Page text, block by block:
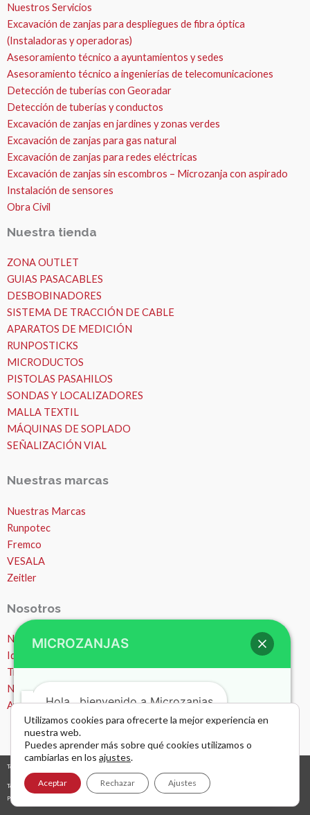
Nuestros Servicios
Excavación de zanjas para despliegues de fibra óptica
(Instaladoras y operadoras)
Asesoramiento técnico a ayuntamientos y sedes
Asesoramiento técnico a ingenierías de telecomunicaciones
Detección de tuberías con Georadar
Detección de tuberías y conductos
Excavación de zanjas en jardines y zonas verdes
Excavación de zanjas para gas natural
Excavación de zanjas para redes eléctricas
Excavación de zanjas sin escombros – Microzanja con aspirado
Instalación de sensores
Obra Civil
Nuestra tienda
ZONA OUTLET
GUIAS PASACABLES
DESBOBINADORES
SISTEMA DE TRACCIÓN DE CABLE
APARATOS DE MEDICIÓN
RUNPOSTICKS
MICRODUCTOS
PISTOLAS PASAHILOS
SONDAS Y LOCALIZADORES
MALLA TEXTIL
MÁQUINAS DE SOPLADO
SEÑALIZACIÓN VIAL
Nuestras marcas
Nuestras Marcas
Runpotec
Fremco
VESALA
Zeitler
Nosotros
Nosotros
Ideas y consejos
Trabajos
Noticias
Ayuda – Preguntas Frecuentes (FAQ)
Todos los derechos © 2026 Microzanjas, canalizaciones y apertura de zanjas. |
Términos y condiciones de uso Política de privacidad
AVISO LEGAL Y NAVEGACIÓN POR WEB
Política de cookies
Utilizamos cookies para ofrecerte la mejor experiencia en
nuestra web.
Puedes aprender más sobre qué cookies utilizamos o
cambiarlas en los ajustes.
Aceptar Rechazar Ajustes
MICROZANJAS
Hola , bienvenido a Microzanjas
Abrir chat